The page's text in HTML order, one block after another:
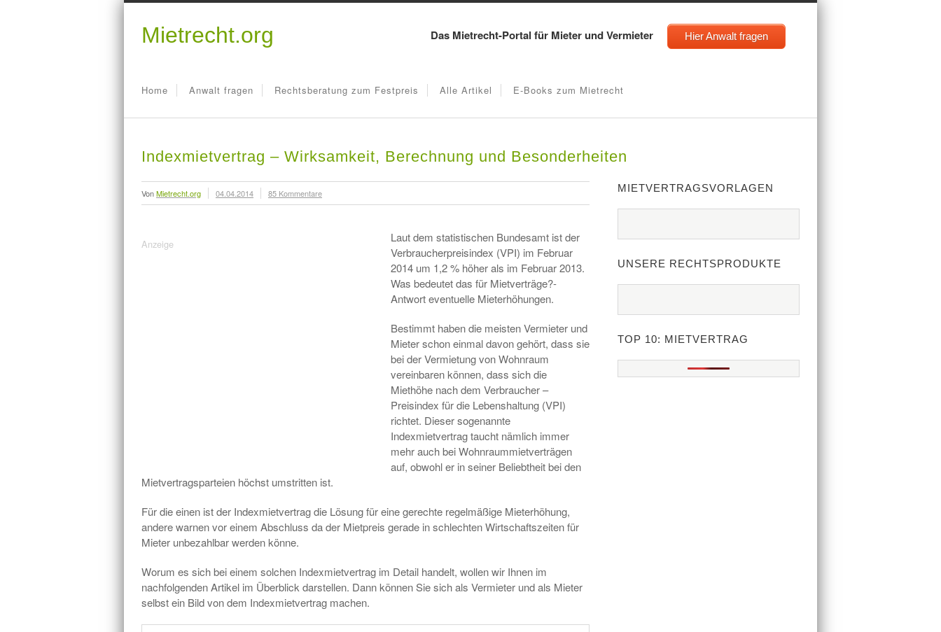
Mietrecht.org Das Mietrecht-Portal für Mieter und Vermieter Hier Anwalt fragen
Home Anwalt fragen Rechtsberatung zum Festpreis Alle Artikel E-Books zum Mietrecht
Indexmietvertrag – Wirksamkeit, Berechnung und Besonderheiten
VonMietrecht.org 04.04.2014 85 Kommentare
Laut dem statistischen Bundesamt ist der
Verbraucherpreisindex (VPI) im Februar
2014 um 1,2 % höher als im Februar 2013.
Was bedeutet das für Mietverträge?-
Antwort eventuelle Mieterhöhungen.
Bestimmt haben die meisten Vermieter und
Mieter schon einmal davon gehört, dass sie
bei der Vermietung von Wohnraum
vereinbaren können, dass sich die
Miethöhe nach dem Verbraucher –
Preisindex für die Lebenshaltung (VPI)
richtet. Dieser sogenannte
Indexmietvertrag taucht nämlich immer
mehr auch bei Wohnraummietverträgen
auf, obwohl er in seiner Beliebtheit bei den
Mietvertragsparteien höchst umstritten ist.
Für die einen ist der Indexmietvertrag die Lösung für eine gerechte regelmäßige Mieterhöhung,
andere warnen vor einem Abschluss da der Mietpreis gerade in schlechten Wirtschaftszeiten für
Mieter unbezahlbar werden könne.
Worum es sich bei einem solchen Indexmietvertrag im Detail handelt, wollen wir Ihnen im
nachfolgenden Artikel im Überblick darstellen. Dann können Sie sich als Vermieter und als Mieter
selbst ein Bild von dem Indexmietvertrag machen.
MIETVERTRAGSVORLAGEN
UNSERE RECHTSPRODUKTE
TOP 10: MIETVERTRAG